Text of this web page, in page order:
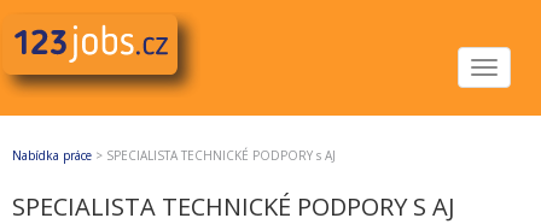
Toggle
Nabídka práce > SPECIALISTA TECHNICKÉ PODPORY s AJ
SPECIALISTA TECHNICKÉ PODPORY S AJ